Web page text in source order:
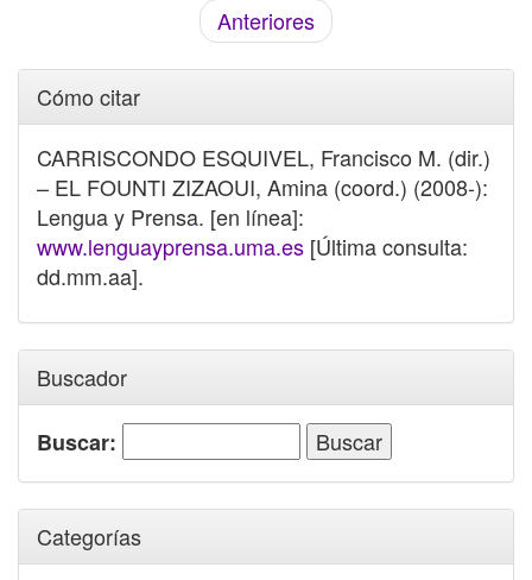
Anteriores
Cómo citar
CARRISCONDO ESQUIVEL, Francisco M. (dir.)
– EL FOUNTI ZIZAOUI, Amina (coord.) (2008-):
Lengua y Prensa. [en línea]:
www.lenguayprensa.uma.es [Última consulta:
dd.mm.aa].
Buscador
Buscar:
Categorías